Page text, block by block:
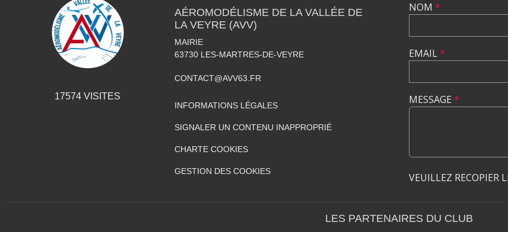
17574VISITES
AÉROMODÉLISME DE LA VALLÉE DE
LA VEYRE (AVV)
MAIRIE
63730 LES-MARTRES-DE-VEYRE
CONTACT@AVV63.FR
INFORMATIONS LÉGALES
SIGNALER UN CONTENU INAPPROPRIÉ
CHARTE COOKIES
GESTION DES COOKIES
NOM *
EMAIL*
MESSAGE *
VEUILLEZ RECOPIER
LES PARTENAIRES DU CLUB